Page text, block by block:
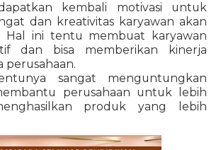
kembali motivasi untuk
dan kreativitas karyawan akan
Hal ini tentu membuat karyawan
dan bisa memberikan kinerja
perusahaan.
sangat menguntungkan
perusahaan untuk lebih
produk yang lebih